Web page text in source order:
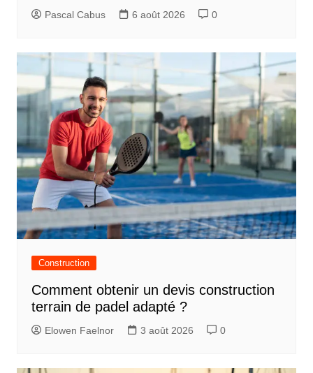
Pascal Cabus 6 août 2026 0
Construction
Comment obtenir un devis construction
terrain de padel adapté ?
Elowen Faelnor 3 août 2026 0